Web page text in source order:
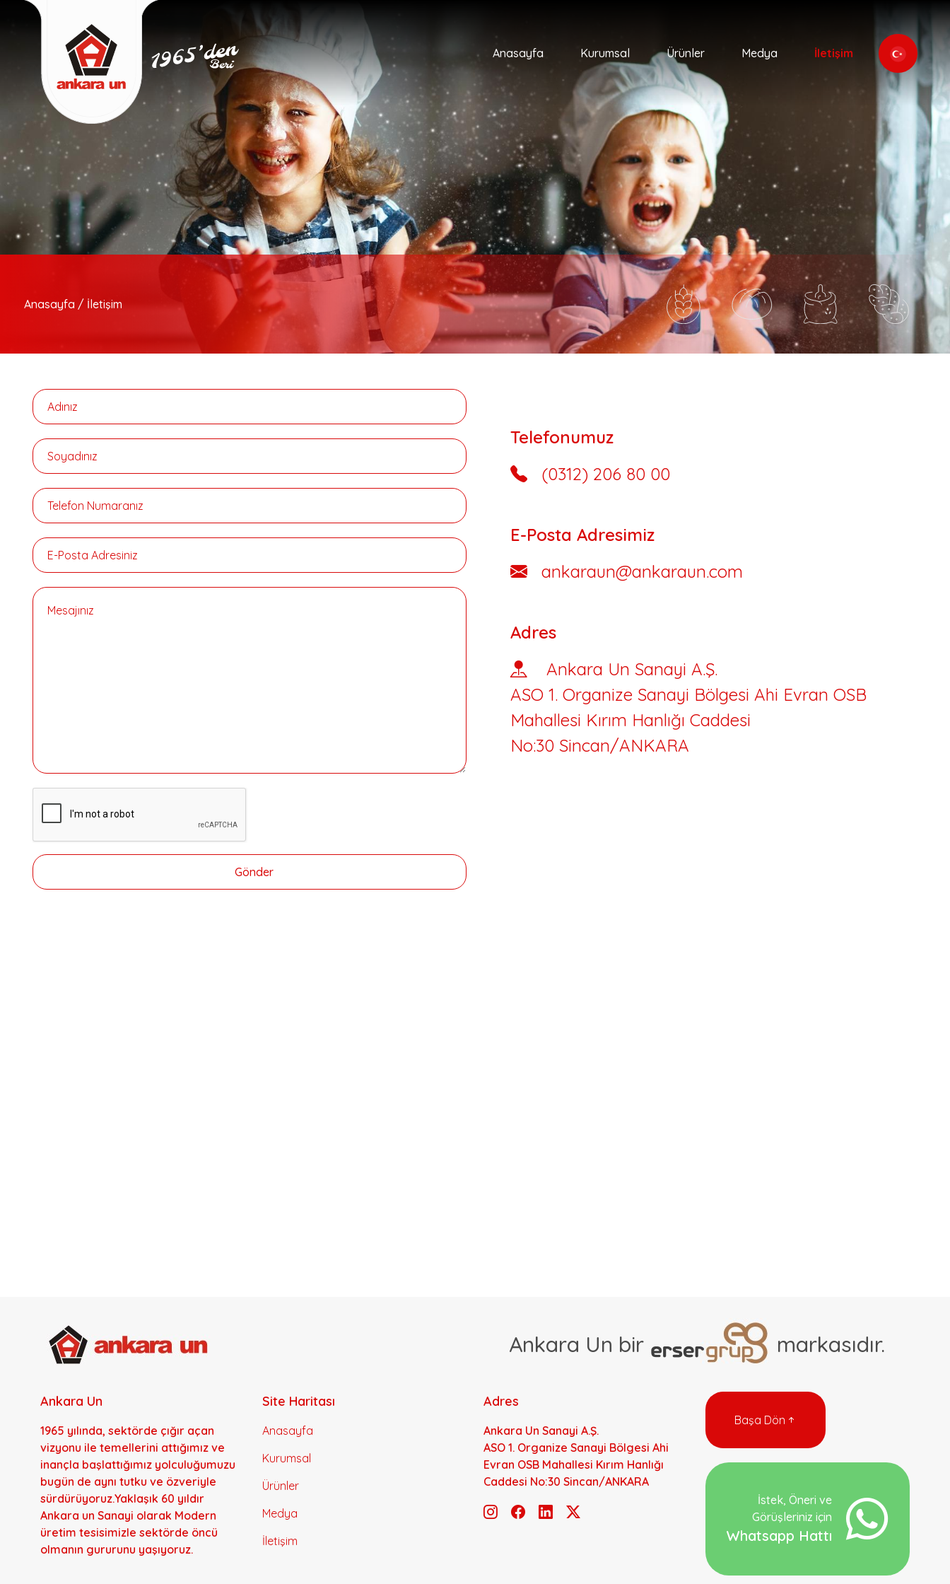
Anasayfa Kurumsal Ürünler Medya İletişim
Anasayfa / İletişim
Telefonumuz
(0312) 206 80 00
E-Posta Adresimiz
ankaraun@ankaraun.com
Adres
Ankara Un Sanayi A.Ş.
ASO 1. Organize Sanayi Bölgesi Ahi Evran OSB
Mahallesi Kırım Hanlığı Caddesi
No:30 Sincan/ANKARA
Ankara Un bir markasıdır.
Ankara Un
1965 yılında, sektörde çığır açan
vizyonu ile temellerini attığımız ve
inançla başlattığımız yolculuğumuzu
bugün de aynı tutku ve özveriyle
sürdürüyoruz.Yaklaşık 60 yıldır
Ankara un Sanayi olarak Modern
üretim tesisimizle sektörde öncü
olmanın gururunu yaşıyoruz.
Site Haritası
Anasayfa
Kurumsal
Ürünler
Medya
İletişim
Adres
Ankara Un Sanayi A.Ş.
ASO 1. Organize Sanayi Bölgesi Ahi
Evran OSB Mahallesi Kırım Hanlığı
Caddesi No:30 Sincan/ANKARA
Başa Dön
İstek, Öneri ve
Görüşleriniz için
Whatsapp Hattı